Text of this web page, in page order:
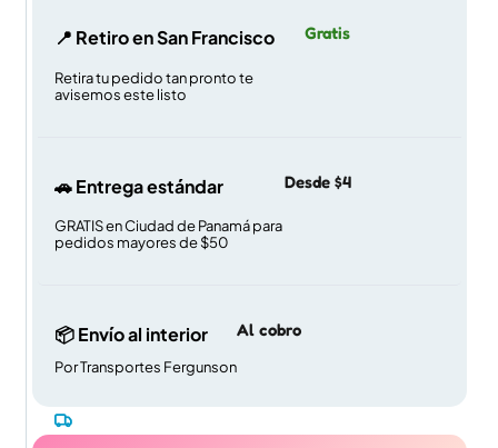
📍 Retiro en San Francisco
Retira tu pedido tan pronto te
avisemos este listo
Gratis
🚗 Entrega estándar
GRATIS en Ciudad de Panamá para
pedidos mayores de $50
Desde $4
📦 Envío al interior
Por Transportes Fergunson
Al cobro